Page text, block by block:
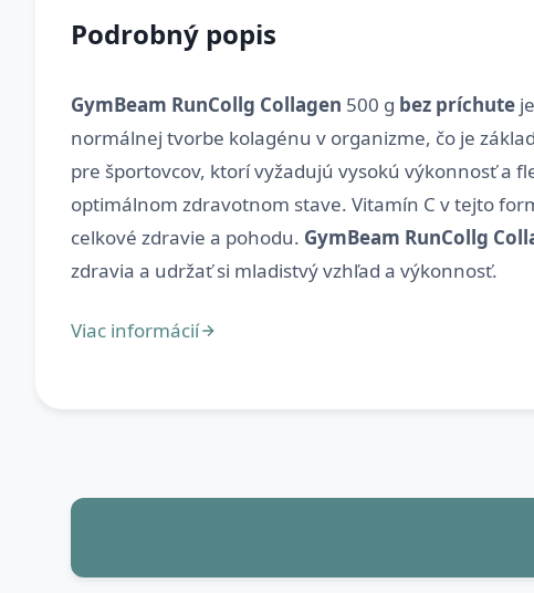
Podrobný popis
GymBeam RunCollg Collagen 500 g bez príchute
normálnej tvorbe kolagénu v organizme, čo je
pre športovcov, ktorí vyžadujú vysokú výkonnosť a
optimálnom zdravotnom stave. Vitamín C v tejto
celkové zdravie a pohodu. GymBeam RunCollg